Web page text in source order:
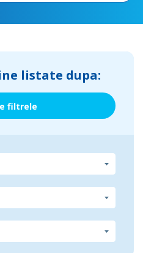
listate dupa:
filtrele